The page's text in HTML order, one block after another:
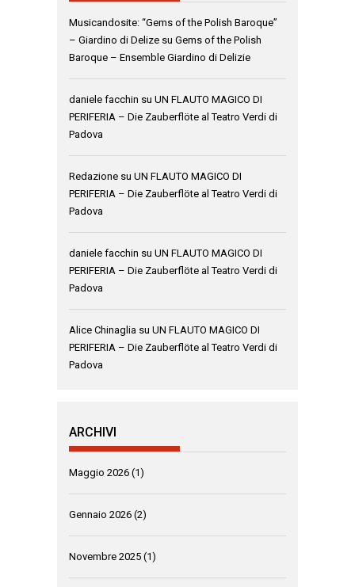
Musicandosite: “Gems of the Polish Baroque”
– Giardino di Delize su Gems of the Polish
Baroque – Ensemble Giardino di Delizie
daniele facchin su UN FLAUTO MAGICO DI
PERIFERIA – Die Zauberflöte al Teatro Verdi di
Padova
Redazione su UN FLAUTO MAGICO DI
PERIFERIA – Die Zauberflöte al Teatro Verdi di
Padova
daniele facchin su UN FLAUTO MAGICO DI
PERIFERIA – Die Zauberflöte al Teatro Verdi di
Padova
Alice Chinaglia su UN FLAUTO MAGICO DI
PERIFERIA – Die Zauberflöte al Teatro Verdi di
Padova
ARCHIVI
Maggio 2026 (1)
Gennaio 2026 (2)
Novembre 2025 (1)